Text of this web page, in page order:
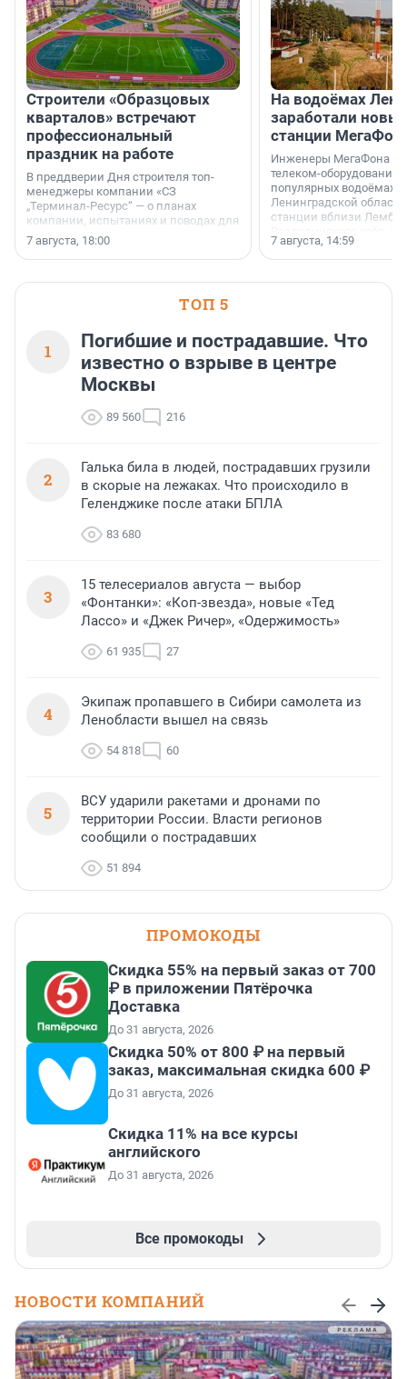
Строители «Образцовых
кварталов» встречают
профессиональный
праздник на работе
В преддверии Дня строителя топ-
менеджеры компании «СЗ
„Терминал-Ресурс“ — о планах
компании, испытаниях и поводах для
осторожного оптимизма.
7 августа, 18:00
На водоёмах
заработали
станции
Инженеры МегаФона
телеком-оборудование
популярных водоёмах
Ленинградской
станции вблизи
недалеко от Большого
водопада.
7 августа, 14:59
ТОП 5
1
Погибшие и пострадавшие. Что
известно о взрыве в центре
Москвы
89 560 216
2
Галька била в людей, пострадавших грузили
в скорые на лежаках. Что происходило в
Геленджике после атаки БПЛА
83 680
3
15 телесериалов августа — выбор
«Фонтанки»: «Коп-звезда», новые «Тед
Лассо» и «Джек Ричер», «Одержимость»
61 935 27
4
Экипаж пропавшего в Сибири самолета из
Ленобласти вышел на связь
54 818 60
5
ВСУ ударили ракетами и дронами по
территории России. Власти регионов
сообщили о пострадавших
51 894
ПРОМОКОДЫ
Скидка 55% на первый заказ от 700
₽ в приложении Пятёрочка
Доставка
До 31 августа, 2026
Скидка 50% от 800 ₽ на первый
заказ, максимальная скидка 600 ₽
До 31 августа, 2026
Скидка 11% на все курсы
английского
До 31 августа, 2026
Все промокоды
НОВОСТИ КОМПАНИЙ